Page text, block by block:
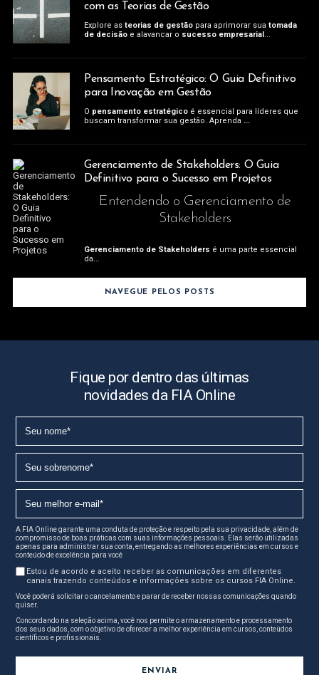
com as Teorias de Gestão
Explore as teorias de gestão para aprimorar sua tomada
de decisão e alavancar o sucesso empresarial...
Pensamento Estratégico: O Guia Definitivo
para Inovação em Gestão
O pensamento estratégico é essencial para líderes que
buscam transformar sua gestão. Aprenda ...
Gerenciamento de Stakeholders: O Guia
Definitivo para o Sucesso em Projetos
Entendendo o Gerenciamento de
Stakeholders
Gerenciamento de Stakeholders é uma parte essencial
da...
NAVEGUE PELOS POSTS
Fique por dentro das últimas
novidades da FIA Online
A FIA Online garante uma conduta de proteção e respeito pela sua privacidade, além de
compromisso de boas práticas com suas informações pessoais. Elas serão utilizadas
apenas para administrar sua conta, entregando as melhores experiências em cursos e
conteúdo de excelência para você
Estou de acordo e aceito receber as comunicações em diferentes
canais trazendo conteúdos e informações sobre os cursos FIA Online.
Você poderá solicitar o cancelamento e parar de receber nossas comunicações quando
quiser.
Concordando na seleção acima, você nos permite o armazenamento e processamento
dos seus dados, com o objetivo de oferecer a melhor experiência em cursos, conteúdos
científicos e profissionais.